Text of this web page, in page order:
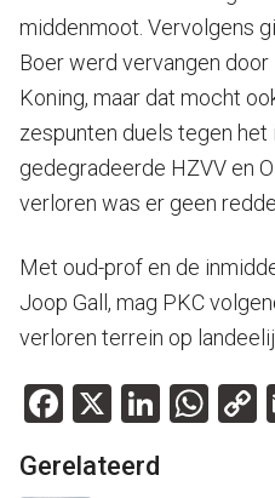
middenmoot. Vervolgens
Boer werd vervangen
Koning, maar dat mocht
zespunten duels tegen het
gedegradeerde HZVV en
verloren was er geen
Met oud-prof en de
Joop Gall, mag PKC
verloren terrein op
Facebook
X
Gerelateerd